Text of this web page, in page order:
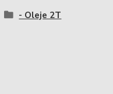
- Oleje 2T